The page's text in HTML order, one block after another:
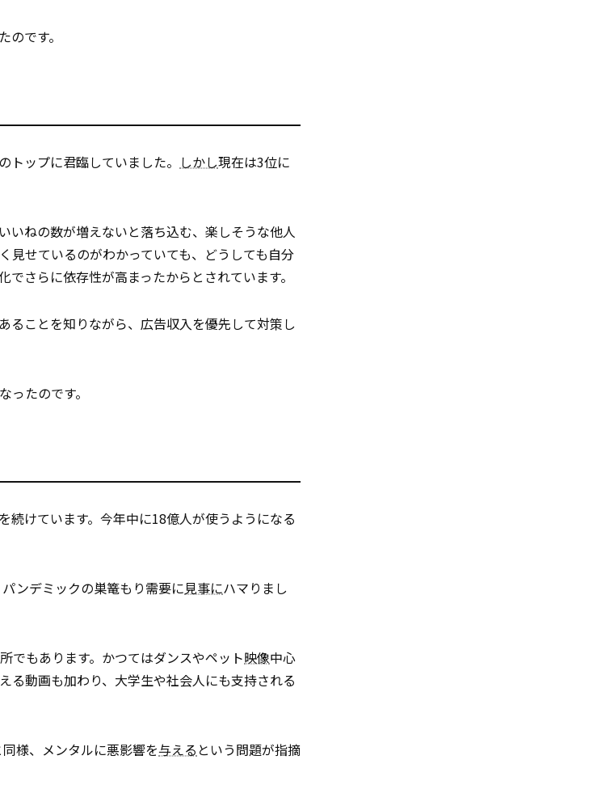
のです。
ップに君臨していました。 しかし現在は3位に
いねの数が増えないと落ち込む、楽しそうな他人
見せているのがわかっていても、どうしても自分
さらに依存性が高まったからとされています。
ることを知りながら、広告収入を優先して対策し
たのです。
続けています。今年中に18億人が使うようになる
ンデミックの巣篭もり需要に見事にハマりまし
でもあります。かつてはダンスやペット映像中心
る動画も加わり、大学生や社会人にも支持される
様、メンタルに悪影響を与える という問題が指摘